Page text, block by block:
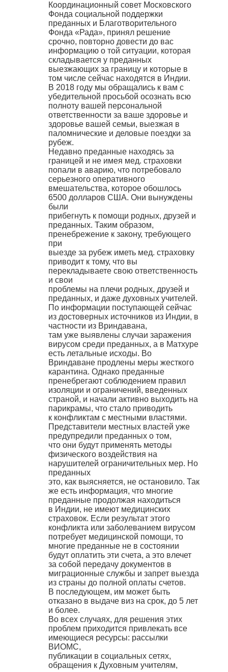
Координационный совет Московского
Фонда социальной поддержки
преданных и Благотворительного
Фонда «Рада», принял решение
срочно, повторно довести до вас
информацию о той ситуации, которая
складывается у преданных
выезжающих за границу и которые в
том числе сейчас находятся в Индии.
В 2018 году мы обращались к вам с
убедительной просьбой осознать всю
полноту вашей персональной
ответственности за ваше здоровье и
здоровье вашей семьи, выезжая в
паломнические и деловые поездки за
рубеж.
Недавно преданные находясь за
границей и не имея мед. страховки
попали в аварию, что потребовало
серьезного оперативного
вмешательства, которое обошлось
6500 долларов США. Они вынуждены
были
прибегнуть к помощи родных, друзей и
преданных. Таким образом,
пренебрежение к закону, требующего
при
выезде за рубеж иметь мед. страховку
приводит к тому, что вы
перекладываете свою ответственность
и свои
проблемы на плечи родных, друзей и
преданных, и даже духовных учителей.
По информации поступающей сейчас
из достоверных источников из Индии, в
частности из Вриндавана,
там уже выявлены случаи заражения
вирусом среди преданных, а в Матхуре
есть летальные исходы. Во
Вриндаване продлены меры жесткого
карантина. Однако преданные
пренебрегают соблюдением правил
изоляции и ограничений, введенных
страной, и начали активно выходить на
парикрамы, что стало приводить
к конфликтам с местными властями.
Представители местных властей уже
предупредили преданных о том,
что они будут применять методы
физического воздействия на
нарушителей ограничительных мер. Но
преданных
это, как выясняется, не остановило. Так
же есть информация, что многие
преданные продолжая находиться
в Индии, не имеют медицинских
страховок. Если результат этого
конфликта или заболеванием вирусом
потребует медицинской помощи, то
многие преданные не в состоянии
будут оплатить эти счета, а это влечет
за собой передачу документов в
миграционные службы и запрет выезда
из страны до полной оплаты счетов.
В последующем, им может быть
отказано в выдаче виз на срок, до 5 лет
и более.
Во всех случаях, для решения этих
проблем приходится привлекать все
имеющиеся ресурсы: рассылки
ВИОМС,
публикации в социальных сетях,
обращения к Духовным учителям,